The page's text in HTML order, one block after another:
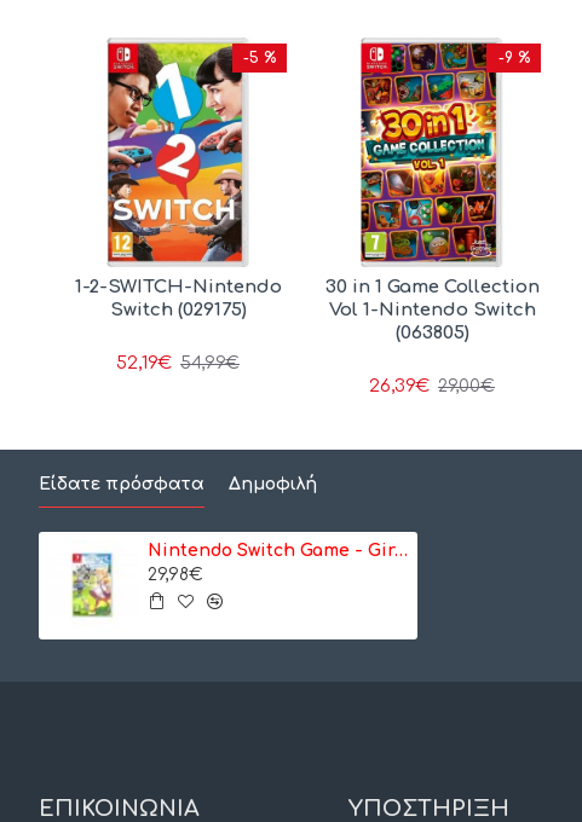
-5 %
1-2-SWITCH-Nintendo
Switch (029175)
52,19€ 54,99€
-9 %
30 in 1 Game Collection
Vol 1-Nintendo Switch
(063805)
26,39€ 29,00€
Είδατε πρόσφατα Δημοφιλή
Nintendo Switch Game - Giraffe and Annikas
29,98€
ΕΠΙΚΟΙΝΩΝΙΑ ΥΠΟΣΤΗΡΙΞΗ